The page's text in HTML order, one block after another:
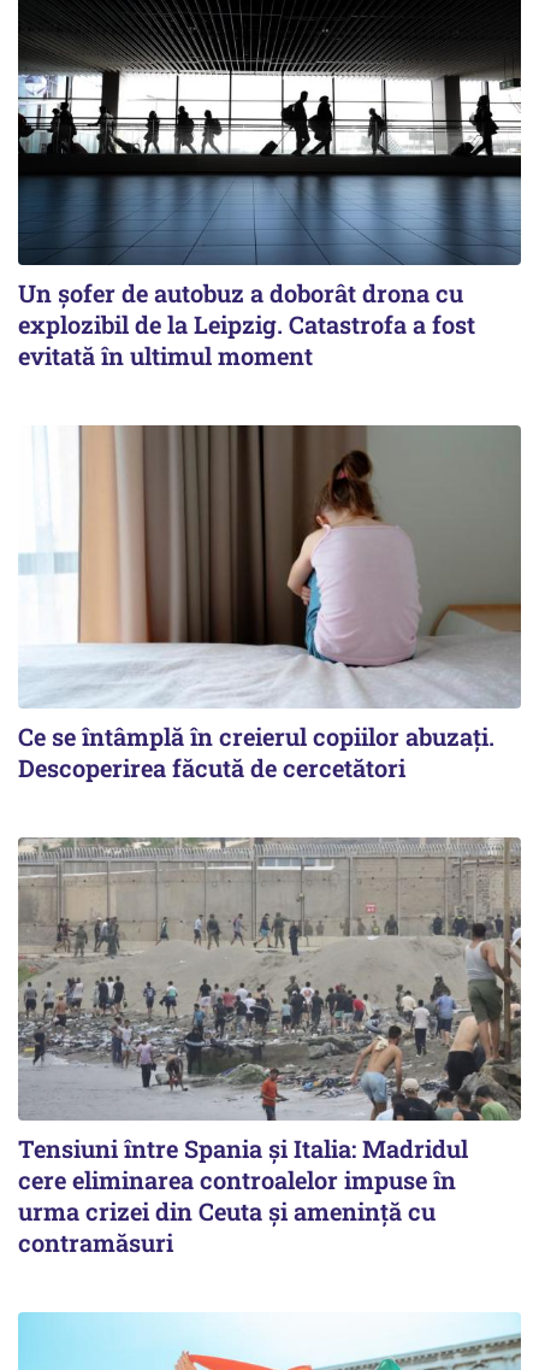
Un șofer de autobuz a doborât drona cu
explozibil de la Leipzig. Catastrofa a fost
evitată în ultimul moment
Ce se întâmplă în creierul copiilor abuzați.
Descoperirea făcută de cercetători
Tensiuni între Spania și Italia: Madridul
cere eliminarea controalelor impuse în
urma crizei din Ceuta și amenință cu
contramăsuri